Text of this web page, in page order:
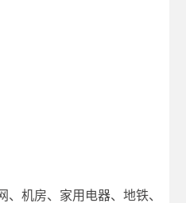
、机房、家用电器、地铁、